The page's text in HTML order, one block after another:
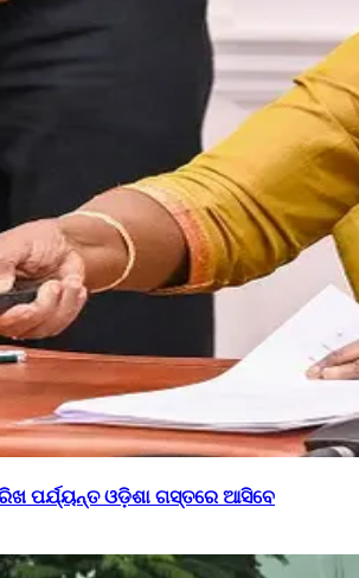
ପର୍ଯ୍ୟନ୍ତ ଓଡ଼ିଶା ଗସ୍ତରେ ଆସିବେ